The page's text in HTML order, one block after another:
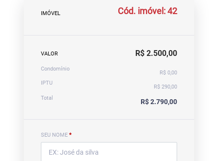
IMÓVEL Cód. imóvel: 42
VALOR R$ 2.500,00
Condomínio
R$ 0,00
IPTU
R$ 290,00
Total
R$ 2.790,00
SEU NOME *